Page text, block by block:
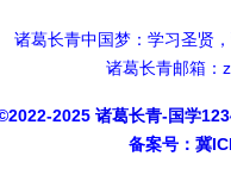
诸葛长青中国梦：学习圣贤
诸葛长青邮箱：
2025 诸葛长青-国学
备案号： 冀